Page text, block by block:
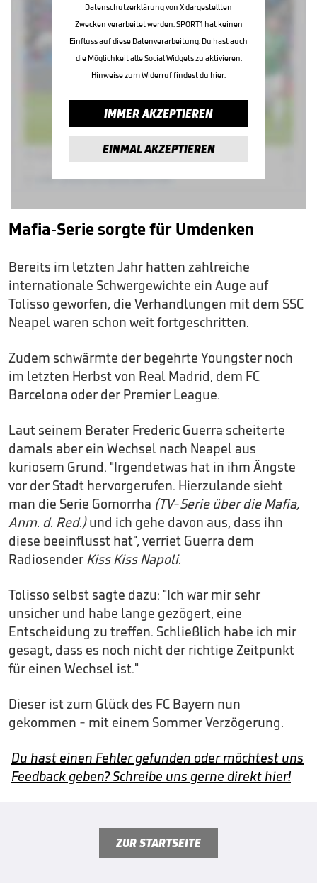
Datenschutzerklärung von Xdargestellten
Zwecken verarbeitet werden. SPORT1 hat keinen
Einfluss auf diese Datenverarbeitung. Du hast auch
die Möglichkeit alle Social Widgets zu aktivieren.
Hinweise zum Widerruf findest du hier.
IMMER AKZEPTIEREN
EINMAL AKZEPTIEREN
Mafia-Serie sorgte für Umdenken
Bereits im letzten Jahr hatten zahlreiche
internationale Schwergewichte ein Auge auf
Tolisso geworfen, die Verhandlungen mit dem SSC
Neapel waren schon weit fortgeschritten.
Zudem schwärmte der begehrte Youngster noch
im letzten Herbst von Real Madrid, dem FC
Barcelona oder der Premier League.
Laut seinem Berater Frederic Guerra scheiterte
damals aber ein Wechsel nach Neapel aus
kuriosem Grund. "Irgendetwas hat in ihm Ängste
vor der Stadt hervorgerufen. Hierzulande sieht
man die Serie Gomorrha (TV-Serie über die Mafia,
Anm. d. Red.)und ich gehe davon aus, dass ihn
diese beeinflusst hat", verriet Guerra dem
Radiosender Kiss Kiss Napoli.
Tolisso selbst sagte dazu: "Ich war mir sehr
unsicher und habe lange gezögert, eine
Entscheidung zu treffen. Schließlich habe ich mir
gesagt, dass es noch nicht der richtige Zeitpunkt
für einen Wechsel ist."
Dieser ist zum Glück des FC Bayern nun
gekommen - mit einem Sommer Verzögerung.
Du hast einen Fehler gefunden oder möchtest uns
Feedback geben? Schreibe uns gerne direkt hier!
ZUR STARTSEITE